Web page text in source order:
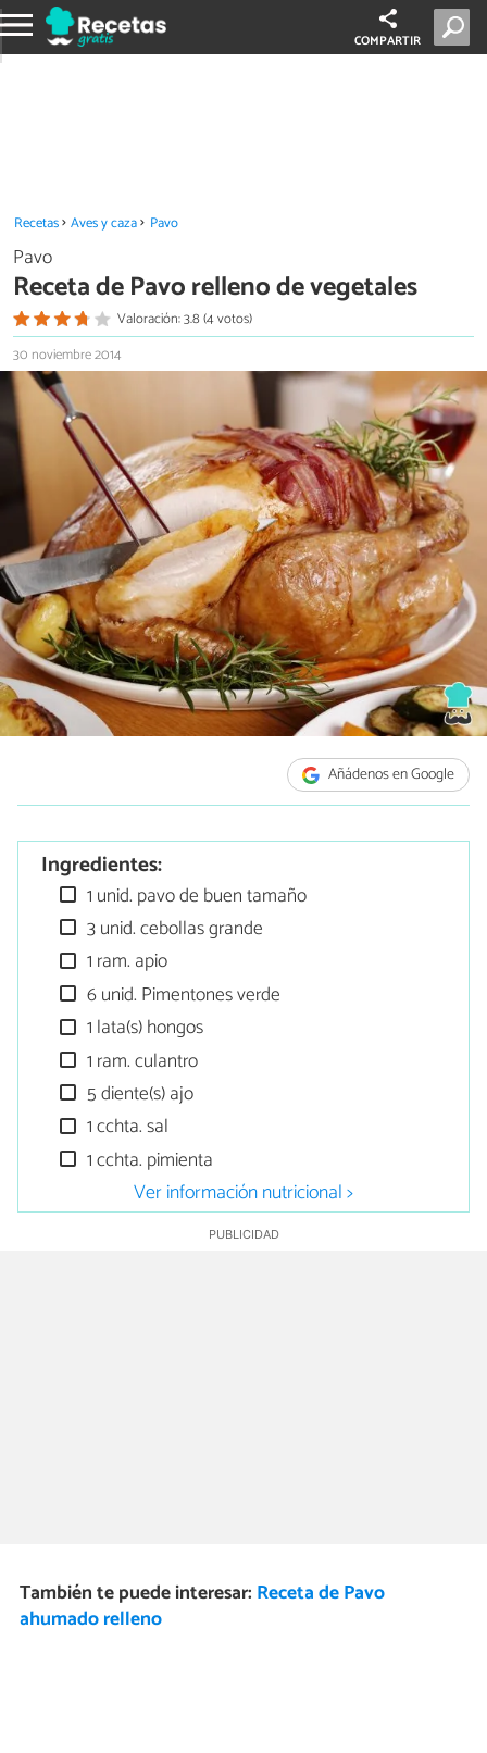
COMPARTIR
Recetas Aves y caza Pavo
Pavo
Receta de Pavo relleno de vegetales
Valoración: 3.8 (4 votos)
30 noviembre 2014
Añádenos en Google
Ingredientes:
1 unid. pavo de buen tamaño
3 unid. cebollas grande
1 ram. apio
6 unid. Pimentones verde
1 lata(s) hongos
1 ram. culantro
5 diente(s) ajo
1 cchta. sal
1 cchta. pimienta
Ver información nutricional >
También te puede interesar: Receta de Pavo
ahumado relleno